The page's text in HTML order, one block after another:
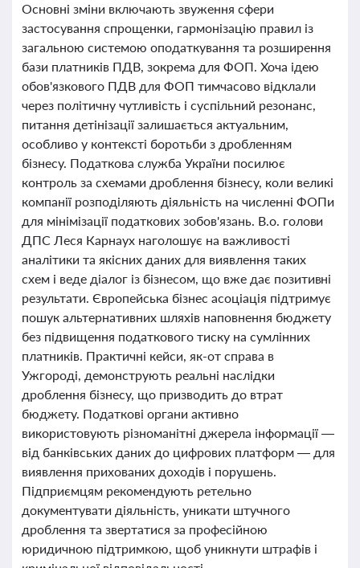
Основні зміни включають звуження сфери
застосування спрощенки, гармонізацію правил із
загальною системою оподаткування та розширення
бази платників ПДВ, зокрема для ФОП. Хоча ідею
обов'язкового ПДВ для ФОП тимчасово відклали
через політичну чутливість і суспільний резонанс,
питання детінізації залишається актуальним,
особливо у контексті боротьби з дробленням
бізнесу. Податкова служба України посилює
контроль за схемами дроблення бізнесу, коли великі
компанії розподіляють діяльність на численні ФОПи
для мінімізації податкових зобов'язань. В.о. голови
ДПС Леся Карнаух наголошує на важливості
аналітики та якісних даних для виявлення таких
схем і веде діалог із бізнесом, що вже дає позитивні
результати. Європейська бізнес асоціація підтримує
пошук альтернативних шляхів наповнення бюджету
без підвищення податкового тиску на сумлінних
платників. Практичні кейси, як-от справа в
Ужгороді, демонструють реальні наслідки
дроблення бізнесу, що призводить до втрат
бюджету. Податкові органи активно
використовують різноманітні джерела інформації —
від банківських даних до цифрових платформ — для
виявлення прихованих доходів і порушень.
Підприємцям рекомендують ретельно
документувати діяльність, уникати штучного
дроблення та звертатися за професійною
юридичною підтримкою, щоб уникнути штрафів і